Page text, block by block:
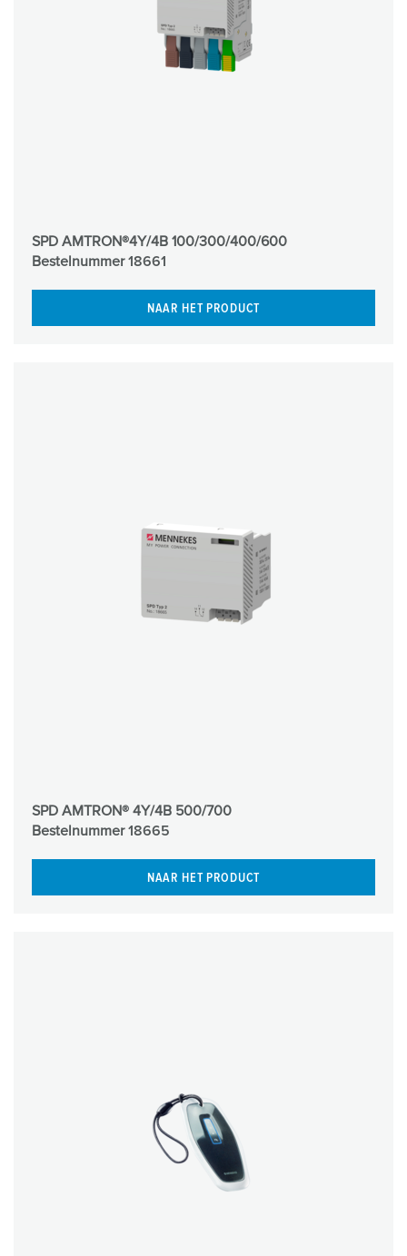
SPD AMTRON®4Y/4B 100/300/400/600
Bestelnummer18661
NAAR HET PRODUCT
SPD AMTRON® 4Y/4B 500/700
Bestelnummer18665
NAAR HET PRODUCT